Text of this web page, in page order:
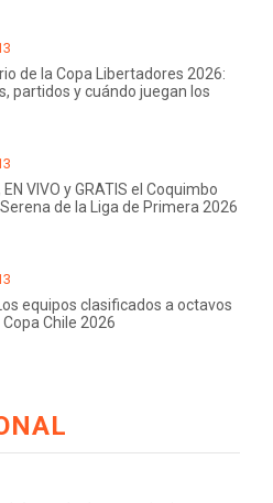
de la Copa Libertadores 2026:
partidos y cuándo juegan los
EN VIVO y GRATIS el Coquimbo
de la Liga de Primera 2026
equipos clasificados a octavos
Chile 2026